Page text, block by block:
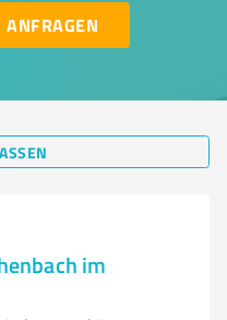
ANFRAGEN
im